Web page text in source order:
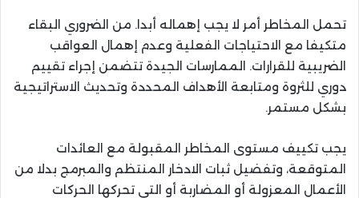
تحمل المخاطر أمر لا يجب إهماله أبدا. من الضروري البقاء
متكيفا مع الاحتياجات الفعلية وعدم إهمال العواقب
الضريبية للقرارات. الممارسات الجيدة تتضمن إجراء تقييم
دوري للثروة ومتابعة الأهداف المحددة وتحديث الاستراتيجية
بشكل مستمر.
يجب تكييف مستوى المخاطر المقبولة مع العائدات
المتوقعة، وتفضيل ثبات الادخار المنتظم والمبرمج بدلا من
الأعمال المعزولة أو المضاربة أو التي تحركها الحركات